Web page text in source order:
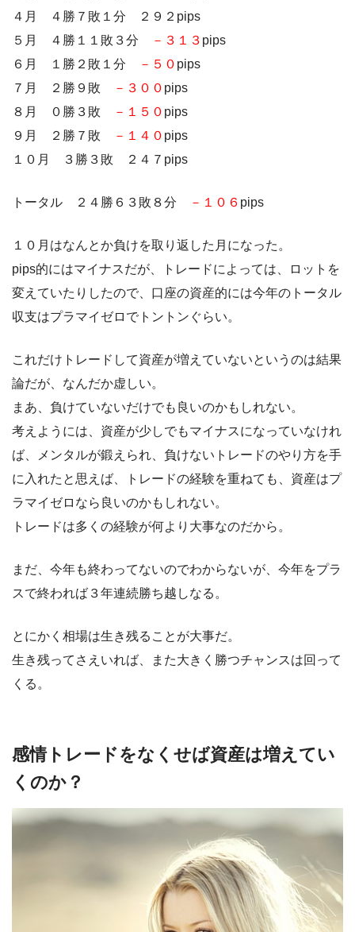
４月 ４勝７敗１分 ２９２pips
５月 ４勝１１敗３分
－３１３ pips
６月 １勝２敗１分
－５０ pips
７月 ２勝９敗
－３００ pips
８月 ０勝３敗
－１５０ pips
９月 ２勝７敗
－１４０ pips
１０月 ３勝３敗 ２４７pips
トータル ２４勝６３敗８分 －１０６ pips
１０月はなんとか負けを取り返した月になった。
pips的にはマイナスだが、トレードによっては、ロットを
変えていたりしたので、口座の資産的には今年のトータル
収支はプラマイゼロでトントンぐらい。
これだけトレードして資産が増えていないというのは結果
論だが、なんだか虚しい。
まあ、負けていないだけでも良いのかもしれない。
考えようには、資産が少しでもマイナスになっていなけれ
ば、メンタルが鍛えられ、負けないトレードのやり方を手
に入れたと思えば、トレードの経験を重ねても、資産はプ
ラマイゼロなら良いのかもしれない。
トレードは多くの経験が何より大事なのだから。
まだ、今年も終わってないのでわからないが、今年をプラ
スで終われば３年連続勝ち越しなる。
とにかく相場は生き残ることが大事だ。
生き残ってさえいれば、また大きく勝つチャンスは回って
くる。
感情トレードをなくせば資産は増えてい
くのか？